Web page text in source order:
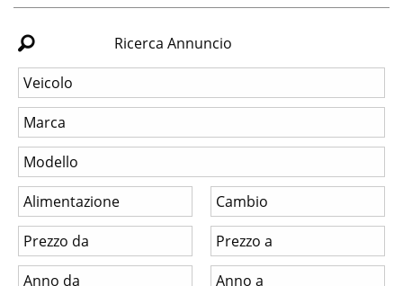
Ricerca Annuncio